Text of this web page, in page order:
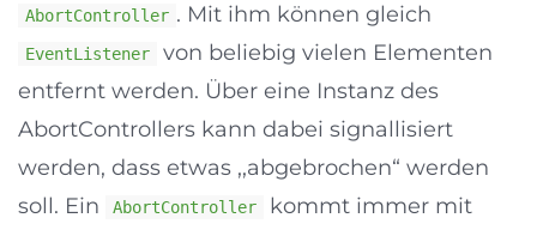
AbortController . Mit ihm können gleich
EventListener
von beliebig vielen Elementen
entfernt werden. Über eine Instanz des
AbortControllers kann dabei signallisiert
werden, dass etwas ,,abgebrochen“ werden
soll. Ein
AbortController
kommt immer mit